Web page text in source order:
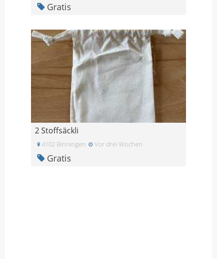
Gratis
2 Stoffsäckli
4102 Binningen Vor drei Wochen
Gratis